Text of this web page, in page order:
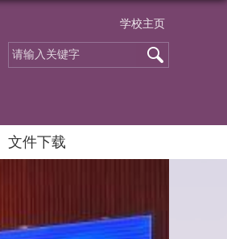
学校主页
文件下载